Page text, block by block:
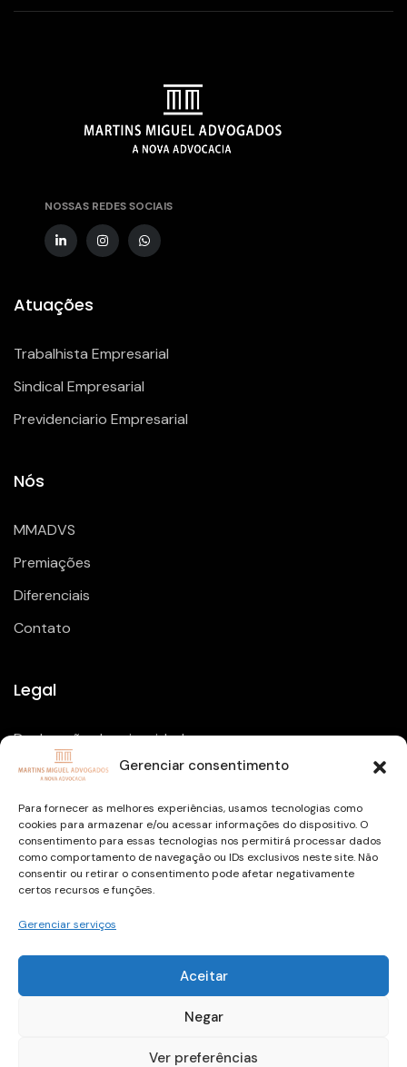
Gerenciar consentimento
Para fornecer as melhores experiências, usamos tecnologias como
cookies para armazenar e/ou acessar informações do dispositivo. O
consentimento para essas tecnologias nos permitirá processar dados
como comportamento de navegação ou IDs exclusivos neste site. Não
consentir ou retirar o consentimento pode afetar negativamente
certos recursos e funções.
Gerenciar serviços
Aceitar
Negar
Ver preferências
NOSSAS REDES SOCIAIS
Atuações
Trabalhista Empresarial
Sindical Empresarial
Previdenciario Empresarial
Nós
MMADVS
Premiações
Diferenciais
Contato
Legal
Declaração de privacidade
Política de Cookies
Isenção de Responsabilidade
Termos e condições
Copyright © 2026 todos os direitos reservados
Desenvolvido pordani.santis/balako.digital